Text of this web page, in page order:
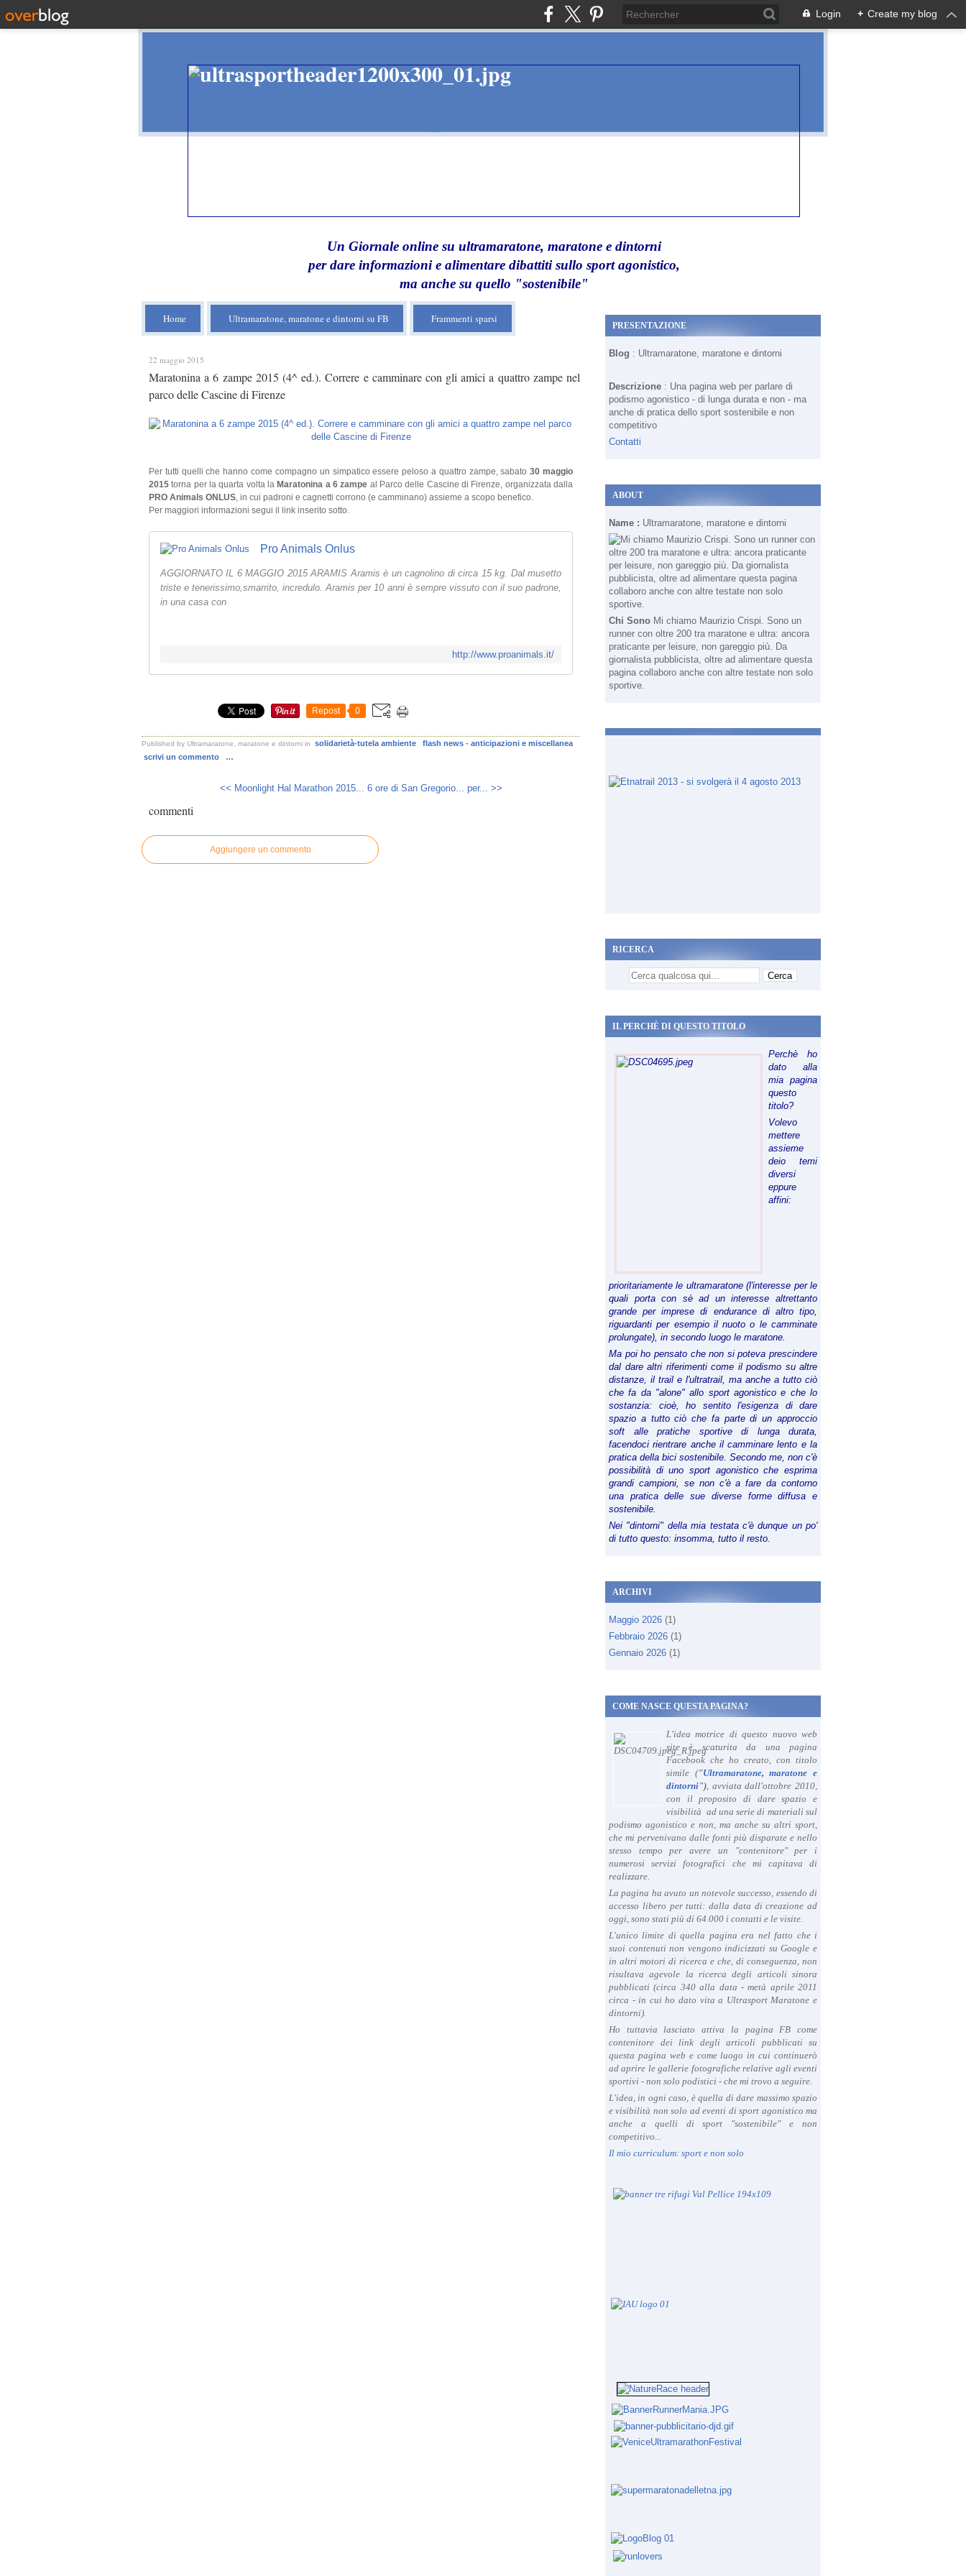
Login + Create my blog
Un Giornale online su ultramaratone, maratone e dintorni
per dare informazioni e alimentare dibattiti sullo sport agonistico,
ma anche su quello "sostenibile"
Home Ultramaratone, maratone e dintorni su FB Frammenti sparsi
22 maggio 2015
Maratonina a 6 zampe 2015 (4^ ed.). Correre e camminare con gli amici a quattro zampe nel
parco delle Cascine di Firenze
Per tutti quelli che hanno come compagno un simpatico essere peloso a quattro zampe, sabato30 maggio
2015 torna per la quarta volta la Maratonina a 6 zampe al Parco delle Cascine di Firenze, organizzata dalla
PRO Animals ONLUS, in cui padroni e cagnetti corrono (e camminano) assieme a scopo benefico.
Per maggiori informazioni segui il link inserito sotto.
Pro Animals Onlus
AGGIORNATO IL 6 MAGGIO 2015 ARAMIS Aramis è un cagnolino di circa 15 kg. Dal musetto
triste e tenerissimo,smarrito, incredulo. Aramis per 10 anni è sempre vissuto con il suo padrone,
in una casa con
http://www.proanimals.it/
Repost 0
Published by Ultramaratone, maratone e dintorni in solidarietà-tutela ambiente
flash news - anticipazioni e miscellanea
scrivi un commento
…
<< Moonlight Hal Marathon 2015... 6 ore di San Gregorio... per... >>
commenti
Aggiungere un commento
PRESENTAZIONE
Blog : Ultramaratone, maratone e dintorni
Descrizione : Una pagina web per parlare di
podismo agonistico - di lunga durata e non - ma
anche di pratica dello sport sostenibile e non
competitivo
Contatti
ABOUT
Name : Ultramaratone, maratone e dintorni
Chi Sono Mi chiamo Maurizio Crispi. Sono un
runner con oltre 200 tra maratone e ultra: ancora
praticante per leisure, non gareggio più. Da
giornalista pubblicista, oltre ad alimentare questa
pagina collaboro anche con altre testate non solo
sportive.
RICERCA
IL PERCHÈ DI QUESTO TITOLO
Perchè ho
dato alla
mia pagina
questo
titolo?
Volevo
mettere
assieme
deio temi
diversi
eppure
affini:
prioritariamente le ultramaratone (l'interesse per le
quali porta con sè ad un interesse altrettanto
grande per imprese di endurance di altro tipo,
riguardanti per esempio il nuoto o le camminate
prolungate), in secondo luogo le maratone.
Ma poi ho pensato che non si poteva prescindere
dal dare altri riferimenti come il podismo su altre
distanze, il trail e l'ultratrail, ma anche a tutto ciò
che fa da "alone" allo sport agonistico e che lo
sostanzia: cioè, ho sentito l'esigenza di dare
spazio a tutto ciò che fa parte di un approccio
soft alle pratiche sportive di lunga durata,
facendoci rientrare anche il camminare lento e la
pratica della bici sostenibile. Secondo me, non c'è
possibilità di uno sport agonistico che esprima
grandi campioni, se non c'è a fare da contorno
una pratica delle sue diverse forme diffusa e
sostenibile.
Nei "dintorni" della mia testata c'è dunque un po'
di tutto questo: insomma, tutto il resto.
ARCHIVI
Maggio 2026 (1)
Febbraio 2026 (1)
Gennaio 2026 (1)
COME NASCE QUESTA PAGINA?
L'idea motrice di questo nuovo web
site è scaturita da una pagina
Facebook che ho creato, con titolo
simile ("Ultramaratone, maratone e
dintorni"), avviata dall'ottobre 2010,
con il proposito di dare spazio e
visibilità ad una serie di materiali sul
podismo agonistico e non, ma anche su altri sport,
che mi pervenivano dalle fonti più disparate e nello
stesso tempo per avere un "contenitore" per i
numerosi servizi fotografici che mi capitava di
realizzare.
La pagina ha avuto un notevole successo, essendo di
accesso libero per tutti: dalla data di creazione ad
oggi, sono stati più di 64.000 i contatti e le visite.
L'unico limite di quella pagina era nel fatto che i
suoi contenuti non vengono indicizzati su Google e
in altri motori di ricerca e che, di conseguenza, non
risultava agevole la ricerca degli articoli sinora
pubblicati (circa 340 alla data - metà aprile 2011
circa - in cui ho dato vita a Ultrasport Maratone e
dintorni).
Ho tuttavia lasciato attiva la pagina FB come
contenitore dei link degli articoli pubblicati su
questa pagina web e come luogo in cui continuerò
ad aprire le gallerie fotografiche relative agli eventi
sportivi - non solo podistici - che mi trovo a seguire.
L'idea, in ogni caso, è quella di dare massimo spazio
e visibilità non solo ad eventi di sport agonistico ma
anche a quelli di sport "sostenibile" e non
competitivo...
Il mio curriculum: sport e non solo